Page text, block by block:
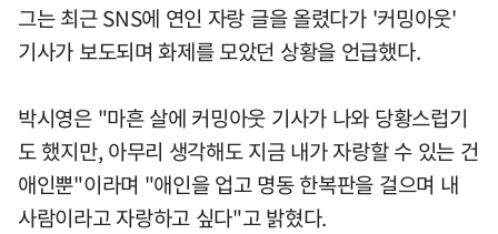
그는 최근 SNS에 연인 자랑 글을 올렸다가 '커밍아웃'
기사가 보도되며 화제를 모았던 상황을 언급했다.
박시영은 "마흔 살에 커밍아웃 기사가 나와 당황스럽기
도 했지만, 아무리 생각해도 지금 내가 자랑할 수 있는 건
애인뿐"이라며 "애인을 업고 명동 한복판을 걸으며 내
사람이라고 자랑하고 싶다"고 밝혔다.